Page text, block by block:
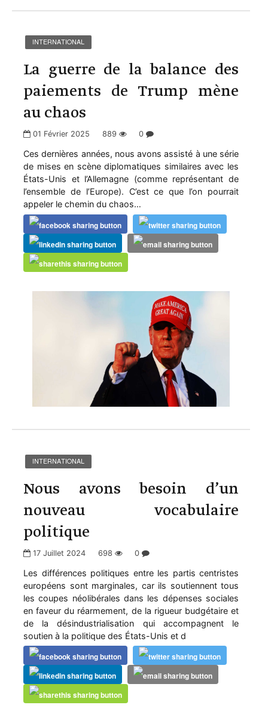
INTERNATIONAL
La guerre de la balance des
paiements de Trump mène
au chaos
01 Février 2025 889 0
Ces dernières années, nous avons assisté à une série
de mises en scène diplomatiques similaires avec les
États-Unis et l’Allemagne (comme représentant de
l’ensemble de l’Europe). C’est ce que l’on pourrait
appeler le chemin du chaos…
INTERNATIONAL
Nous avons besoin d’un
nouveau vocabulaire
politique
17 Juillet 2024 698 0
Les différences politiques entre les partis centristes
européens sont marginales, car ils soutiennent tous
les coupes néolibérales dans les dépenses sociales
en faveur du réarmement, de la rigueur budgétaire et
de la désindustrialisation qui accompagnent le
soutien à la politique des États-Unis et d